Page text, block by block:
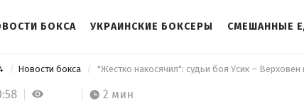
БОКСА УКРАИНСКИЕ БОКСЕРЫ СМЕШАННЫЕ
Новости бокса
2 мин